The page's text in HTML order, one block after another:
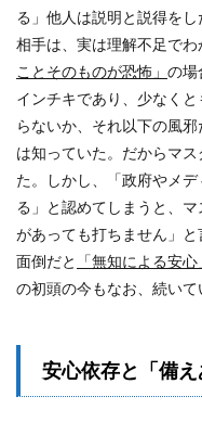
る」他人は説明と説得を
相手は、実は理解不足でわ
ことそのものが恐怖」 の場
インチキであり、少なく
らないか、それ以下の風
は知っていた。だからマ
た。しかし、「政府やメ
る」と認めてしまうと、
があっても打ちません」
面倒だと
「無知による安
の初頭の今もなお、続いて
安心依存と「備